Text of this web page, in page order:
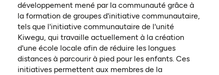
développement mené par la communauté grâce à
la formation de groupes d'initiative communautaire,
tels que l'initiative communautaire de l'unité
Kiwegu, qui travaille actuellement à la création
d'une école locale afin de réduire les longues
distances à parcourir à pied pour les enfants. Ces
initiatives permettent aux membres de la